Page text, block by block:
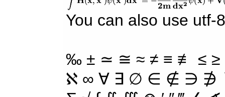
You can also use utf-
‰ ± ≃ ≅ ≈ ≠ ≡ ≢ ≤
ℵ ∞ ∀ ∃ ∅ ∈ ∉ ∋ ∌